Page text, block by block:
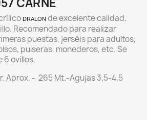
DRALON de excelente calidad,
Recomendado para realizar
puestas, jerséis para adultos,
pulseras, monederos, etc. Se
6 ovillos.
Aprox. - 265 Mt.-Agujas 3,5-4,5